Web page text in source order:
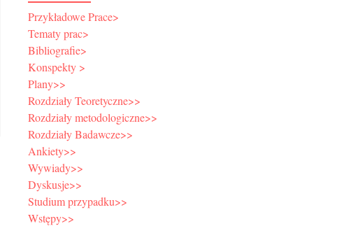
Przykładowe Prace>
Tematy prac>
Bibliografie>
Konspekty >
Plany>>
Rozdziały Teoretyczne>>
Rozdziały metodologiczne>>
Rozdziały Badawcze>>
Ankiety>>
Wywiady>>
Dyskusje>>
Studium przypadku>>
Wstępy>>